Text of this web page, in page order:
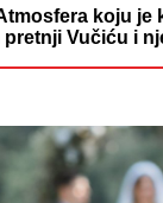
koju je
Vučiću i